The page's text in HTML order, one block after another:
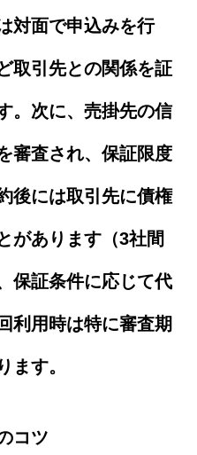
対面で申込みを行
取引先との関係を証
。次に、売掛先の信
審査され、保証限度
後には取引先に債権
があります（3社間
保証条件に応じて代
利用時は特に審査期
ます。
コツ